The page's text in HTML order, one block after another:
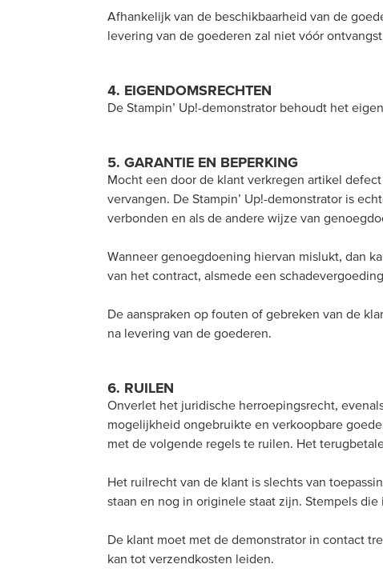
Afhankelijk van de beschikbaarheid van de
levering van de goederen zal niet vóór
4. EIGENDOMSRECHTEN
De Stampin’ Up!-demonstrator behoudt het
5. GARANTIE EN BEPERKING
Mocht een door de klant verkregen artikel
vervangen. De Stampin’ Up!-demonstrator is
verbonden en als de andere wijze van
Wanneer genoegdoening hiervan mislukt, dan
van het contract, alsmede een
De aanspraken op fouten of gebreken van de
na levering van de goederen.
6. RUILEN
Onverlet het juridische herroepingsrecht,
mogelijkheid ongebruikte en verkoopbare
met de volgende regels te ruilen. Het
Het ruilrecht van de klant is slechts van
staan en nog in originele staat zijn. Stempels
De klant moet met de demonstrator in contact
kan tot verzendkosten leiden.